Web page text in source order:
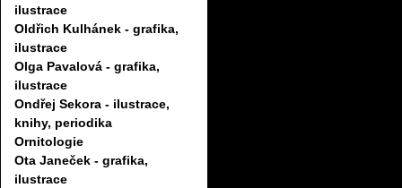
ilustrace
Oldřich Kulhánek - grafika,
ilustrace
Olga Pavalová - grafika,
ilustrace
Ondřej Sekora - ilustrace,
knihy, periodika
Ornitologie
Ota Janeček - grafika,
ilustrace